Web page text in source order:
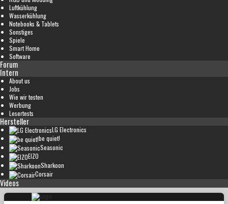
Luftkühlung
Wasserkühlung
Notebooks & Tablets
Sonstiges
Spiele
Smart Home
Software
Forum
Intern
About us
Jobs
Wie wir testen
Werbung
Lesertests
Hersteller
LG Electronics
be quiet!
Seasonic
EIZO
Sharkoon
Corsair
Videos